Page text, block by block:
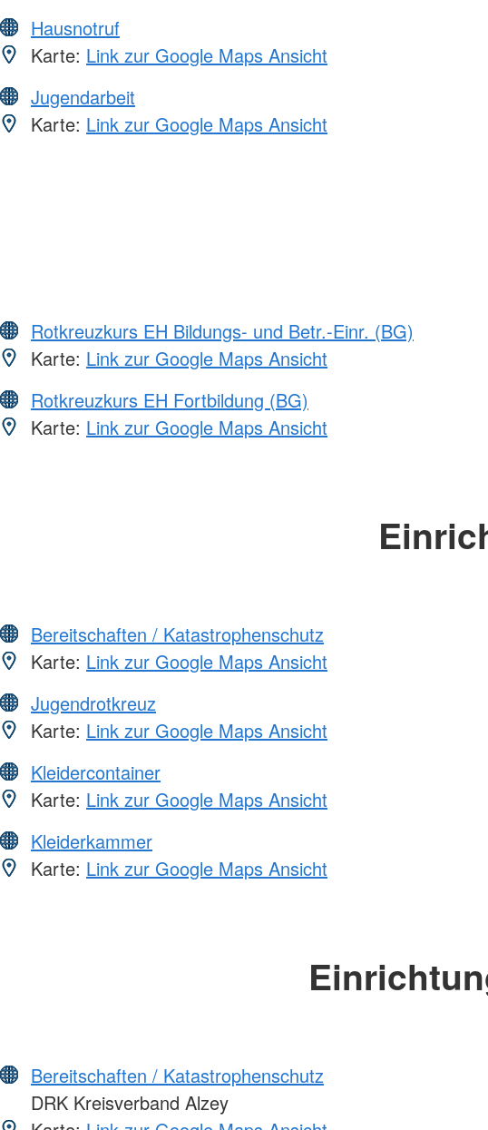
Hausnotruf
Karte: Link zur Google Maps Ansicht
Jugendarbeit
Karte: Link zur Google Maps Ansicht
Rotkreuzkurs EH Bildungs- und Betr.-Einr. (BG)
Karte: Link zur Google Maps Ansicht
Rotkreuzkurs EH Fortbildung (BG)
Karte: Link zur Google Maps Ansicht
Bereitschaften / Katastrophenschutz
Karte: Link zur Google Maps Ansicht
Jugendrotkreuz
Karte: Link zur Google Maps Ansicht
Kleidercontainer
Karte: Link zur Google Maps Ansicht
Kleiderkammer
Karte: Link zur Google Maps Ansicht
Bereitschaften / Katastrophenschutz
DRK Kreisverband Alzey